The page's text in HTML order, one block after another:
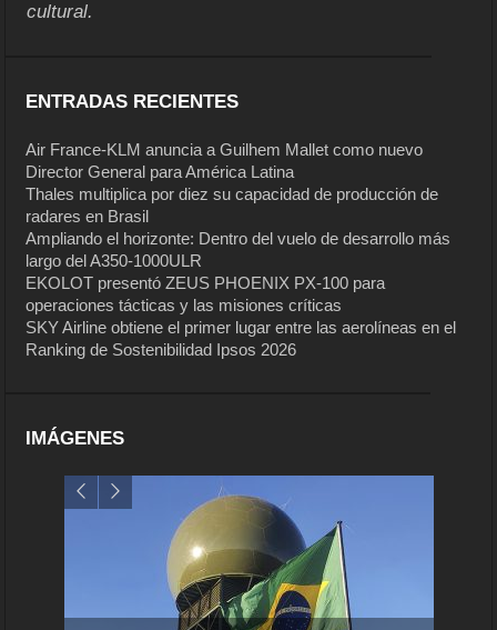
cultural.
ENTRADAS RECIENTES
Air France-KLM anuncia a Guilhem Mallet como nuevo
Director General para América Latina
Thales multiplica por diez su capacidad de producción de
radares en Brasil
Ampliando el horizonte: Dentro del vuelo de desarrollo más
largo del A350-1000ULR
EKOLOT presentó ZEUS PHOENIX PX-100 para
operaciones tácticas y las misiones críticas
SKY Airline obtiene el primer lugar entre las aerolíneas en el
Ranking de Sostenibilidad Ipsos 2026
IMÁGENES